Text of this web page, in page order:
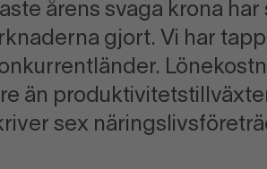
årens svaga krona
gjort. Vi har
än
sex